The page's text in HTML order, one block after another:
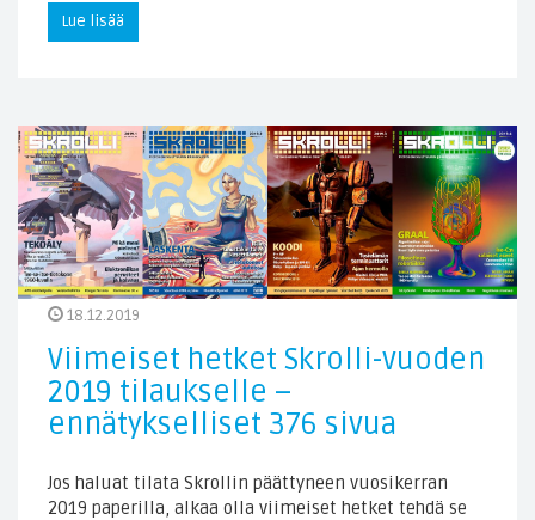
Lue lisää
18.12.2019
Viimeiset hetket Skrolli-vuoden
2019 tilaukselle –
ennätykselliset 376 sivua
Jos haluat tilata Skrollin päättyneen vuosikerran
2019 paperilla, alkaa olla viimeiset hetket tehdä se